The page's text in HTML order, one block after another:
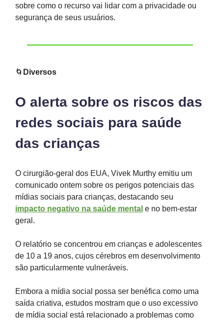
sobre como o recurso vai lidar com a privacidade ou
segurança de seus usuários.
🌀 Diversos
O alerta sobre os riscos das
redes sociais para saúde
das crianças
O cirurgião-geral dos EUA, Vivek Murthy emitiu um
comunicado ontem sobre os perigos potenciais das
mídias sociais para crianças, destacando seu
impacto negativo na saúde mental e no bem-estar
geral.
O relatório se concentrou em crianças e adolescentes
de 10 a 19 anos, cujos cérebros em desenvolvimento
são particularmente vulneráveis.
Embora a mídia social possa ser benéfica como uma
saída criativa, estudos mostram que o uso excessivo
de mídia social está relacionado a problemas como